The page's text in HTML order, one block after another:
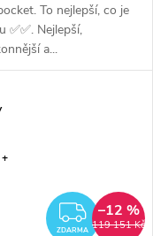
To nejlepší, co je
✅✅. Nejlepší,
a...
ZDARMA 119 151 Kč
–12 %